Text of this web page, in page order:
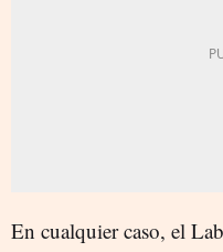
En cualquier caso, el